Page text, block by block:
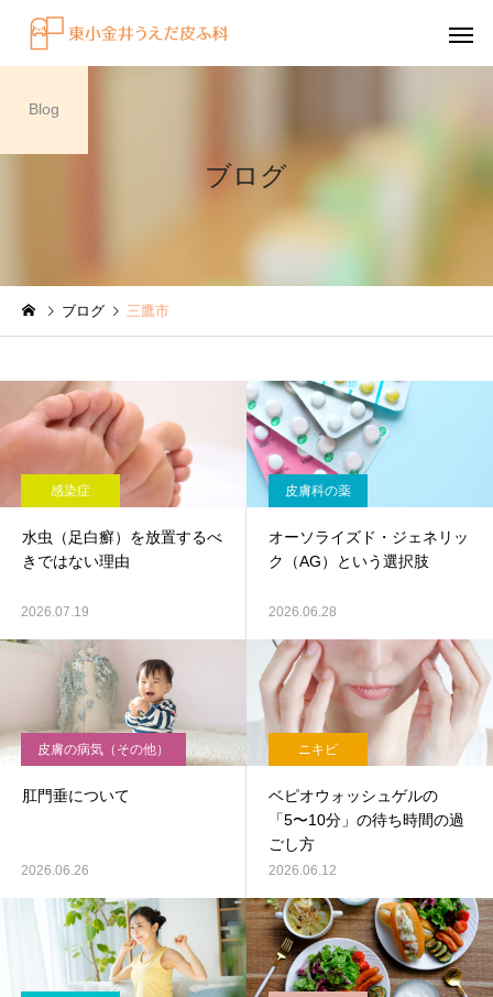
水虫（足白癬）を放置する
円形脱毛症になぜ「光
～エキシマライト（紫
療法）の効果について
ブログ
Blog
ブログ 三鷹市
感染症
水虫（足白癬）を放置するべ
きではない理由
2026.07.19
皮膚科の薬
オーソライズド・ジェネリッ
ク（AG）という選択肢
2026.06.28
皮膚の病気（その他）
肛門垂について
2026.06.26
ニキビ
ベピオウォッシュゲルの
「5〜10分」の待ち時間の過
ごし方
2026.06.12